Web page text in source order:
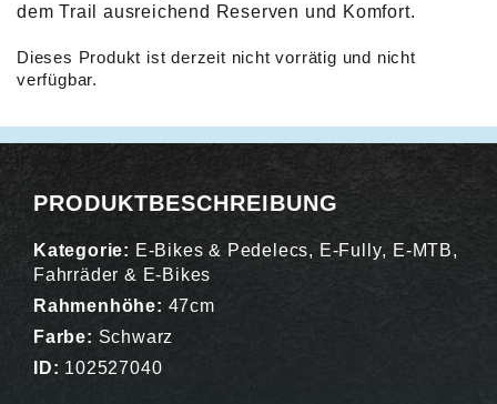
dem Trail ausreichend Reserven und Komfort.
Dieses Produkt ist derzeit nicht vorrätig und nicht
verfügbar.
PRODUKTBESCHREIBUNG
Kategorie: E-Bikes & Pedelecs, E-Fully, E-MTB,
Fahrräder & E-Bikes
Rahmenhöhe: 47cm
Farbe: Schwarz
ID: 102527040